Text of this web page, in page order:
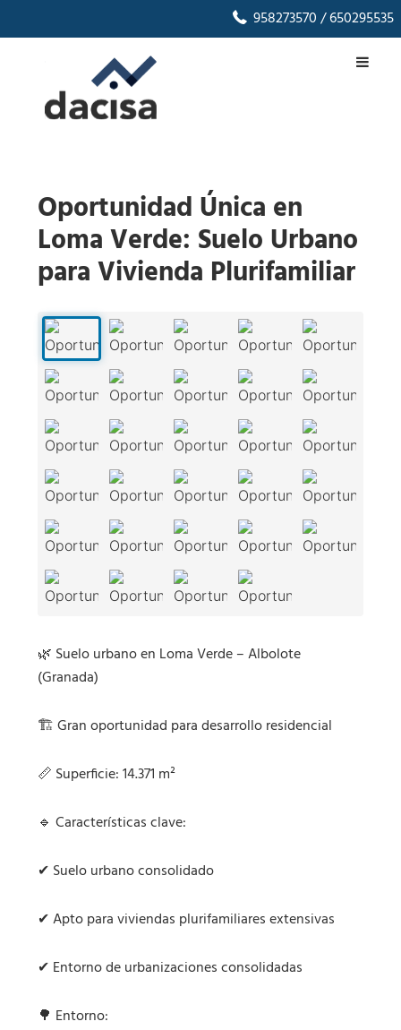
958273570/ 650295535
Oportunidad Única en
Loma Verde: Suelo Urbano
para Vivienda Plurifamiliar
29
🌿 Suelo urbano en Loma Verde – Albolote
(Granada)
🏗️ Gran oportunidad para desarrollo residencial
📏 Superficie: 14.371 m²
🔹 Características clave:
✔ Suelo urbano consolidado
✔ Apto para viviendas plurifamiliares extensivas
✔ Entorno de urbanizaciones consolidadas
🌳 Entorno: